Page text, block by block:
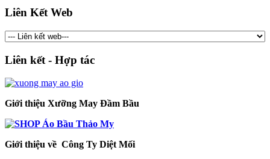
Liên Kết Web
Liên kết - Hợp tác
Giới thiệu Xưỡng May Đầm Bầu
Giới thiệu về Công Ty Diệt Mối